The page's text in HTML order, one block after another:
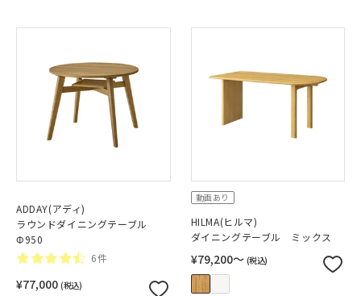
ADDAY(アディ)
ラウンドダイニングテーブル
Φ950
6件
¥77,000 (税込)
動画あり
HILMA(ヒルマ)
ダイニングテーブル ミックス
¥79,200〜 (税込)